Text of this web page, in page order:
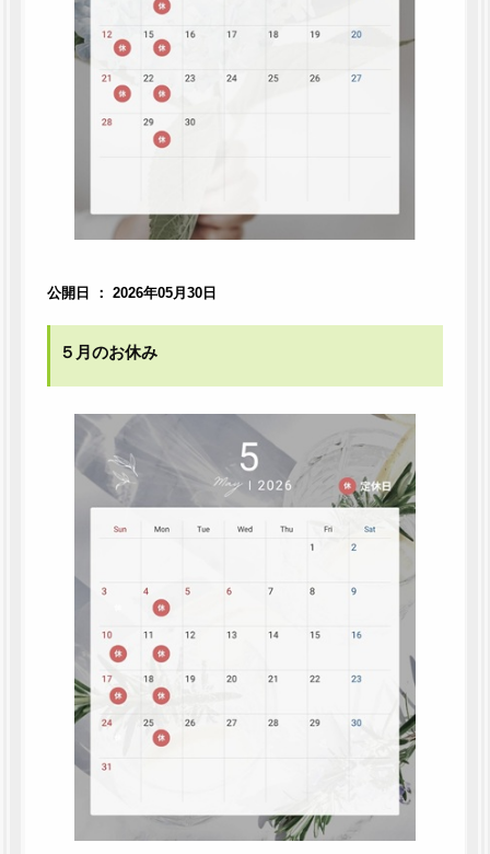
公開日 ： 2026年05月30日
５月のお休み